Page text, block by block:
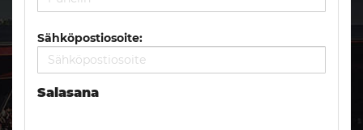
Sähköpostiosoite:
Salasana